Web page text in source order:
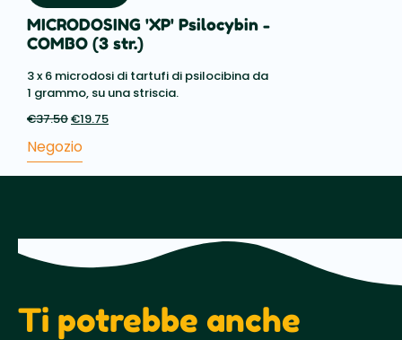
MICRODOSING 'XP' Psilocybin -
COMBO (3 str.)
3 x 6 microdosi di tartufi di psilocibina da
1 grammo, su una striscia.
€37.50Il
originale
€19.75
Negozio
Ti potrebbe anche